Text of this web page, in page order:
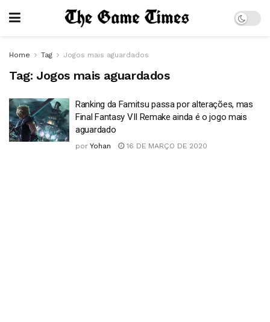
Home Tag Jogos mais aguardados
Tag: Jogos mais aguardados
Ranking da Famitsu passa por alterações, mas
Final Fantasy VII Remake ainda é o jogo mais
aguardado
por Yohan 16 DE MARÇO DE 2020